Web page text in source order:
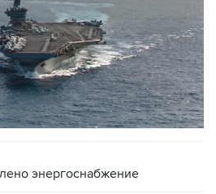
энергоснабжение